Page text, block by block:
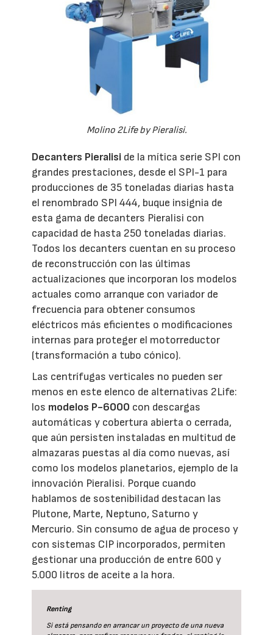
Molino 2Life by Pieralisi.
Decanters Pieralisi de la mítica serie SPI con
grandes prestaciones, desde el SPI-1 para
producciones de 35 toneladas diarias hasta
el renombrado SPI 444, buque insignia de
esta gama de decanters Pieralisi con
capacidad de hasta 250 toneladas diarias.
Todos los decanters cuentan en su proceso
de reconstrucción con las últimas
actualizaciones que incorporan los modelos
actuales como arranque con variador de
frecuencia para obtener consumos
eléctricos más eficientes o modificaciones
internas para proteger el motorreductor
(transformación a tubo cónico).
Las centrífugas verticales no pueden ser
menos en este elenco de alternativas 2Life:
los modelos P-6000 con descargas
automáticas y cobertura abierta o cerrada,
que aún persisten instaladas en multitud de
almazaras puestas al día como nuevas, así
como los modelos planetarios, ejemplo de la
innovación Pieralisi. Porque cuando
hablamos de sostenibilidad destacan las
Plutone, Marte, Neptuno, Saturno y
Mercurio. Sin consumo de agua de proceso y
con sistemas CIP incorporados, permiten
gestionar una producción de entre 600 y
5.000 litros de aceite a la hora.
Renting
Si está pensando en arrancar un proyecto de una nueva